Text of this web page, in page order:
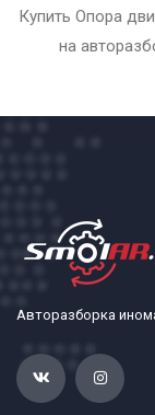
Купить Опора
на
Авторазборка